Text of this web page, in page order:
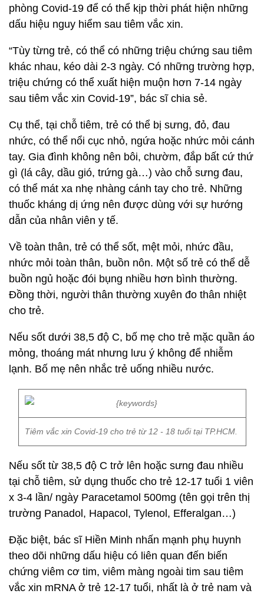
phòng Covid-19 để có thể kịp thời phát hiện những
dấu hiệu nguy hiểm sau tiêm vắc xin.
“Tùy từng trẻ, có thể có những triệu chứng sau tiêm
khác nhau, kéo dài 2-3 ngày. Có những trường hợp,
triệu chứng có thể xuất hiện muộn hơn 7-14 ngày
sau tiêm vắc xin Covid-19”, bác sĩ chia sẻ.
Cụ thể, tại chỗ tiêm, trẻ có thể bị sưng, đỏ, đau
nhức, có thể nổi cục nhỏ, ngứa hoặc nhức mỏi cánh
tay. Gia đình không nên bôi, chườm, đắp bất cứ thứ
gì (lá cây, dầu gió, trứng gà…) vào chỗ sưng đau,
có thể mát xa nhẹ nhàng cánh tay cho trẻ. Những
thuốc kháng dị ứng nên được dùng với sự hướng
dẫn của nhân viên y tế.
Về toàn thân, trẻ có thể sốt, mệt mỏi, nhức đầu,
nhức mỏi toàn thân, buồn nôn. Một số trẻ có thể dễ
buồn ngủ hoặc đói bụng nhiều hơn bình thường.
Đồng thời, người thân thường xuyên đo thân nhiệt
cho trẻ.
Nếu sốt dưới 38,5 độ C, bố mẹ cho trẻ mặc quần áo
mỏng, thoáng mát nhưng lưu ý không để nhiễm
lạnh. Bố mẹ nên nhắc trẻ uống nhiều nước.
Tiêm vắc xin Covid-19 cho trẻ từ 12 - 18 tuổi tại TP.HCM.
Nếu sốt từ 38,5 độ C trở lên hoặc sưng đau nhiều
tại chỗ tiêm, sử dụng thuốc cho trẻ 12-17 tuổi 1 viên
x 3-4 lần/ ngày Paracetamol 500mg (tên gọi trên thị
trường Panadol, Hapacol, Tylenol, Efferalgan…)
Đặc biệt, bác sĩ Hiền Minh nhấn mạnh phụ huynh
theo dõi những dấu hiệu có liên quan đến biến
chứng viêm cơ tim, viêm màng ngoài tim sau tiêm
vắc xin mRNA ở trẻ 12-17 tuổi, nhất là ở trẻ nam và